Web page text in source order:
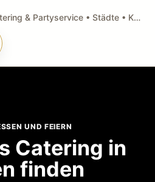
Catering & Partyservice • Städte • Küchenarten • Anfragen
UND FEIERN
Catering in
finden